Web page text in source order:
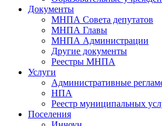
Документы
МНПА Совета депутатов
МНПА Главы
МНПА Администрации
Другие документы
Реестры МНПА
Услуги
Административные
НПА
Реестр муниципальных
Поселения